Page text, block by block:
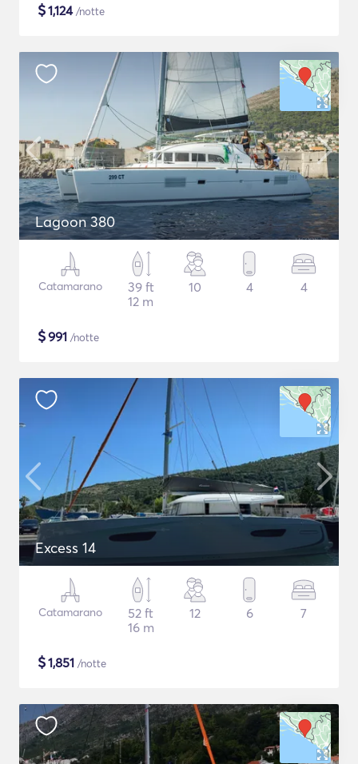
$1,124/notte
Lagoon 380
Catamarano
39 ft
12 m
10 4 4
$991 /notte
Excess 14
Catamarano
52 ft
16 m
12 6 7
$1,851 /notte